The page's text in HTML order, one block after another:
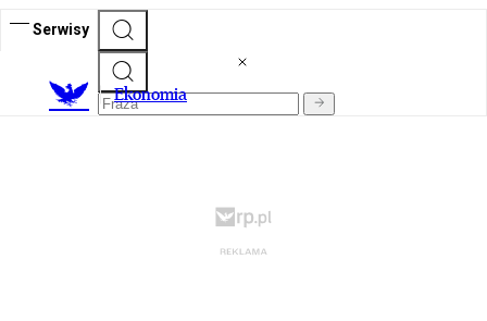
Serwisy
Ekonomia